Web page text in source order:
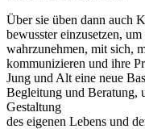
Über sie üben dann auch
bewusster einzusetzen,
wahrzunehmen, mit sich,
kommunizieren und ihre
Jung und Alt eine neue
Begleitung und Beratung,
Gestaltung
des eigenen Lebens und